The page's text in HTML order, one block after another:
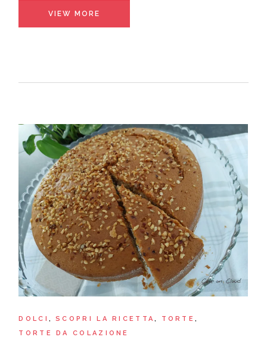
VIEW MORE
DOLCI SCOPRI LA RICETTA
TORTE
TORTE DA COLAZIONE